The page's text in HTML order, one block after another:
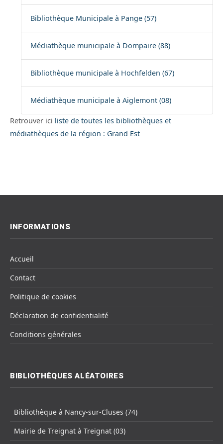
Bibliothèque Municipale à Pange (57)
Médiathèque municipale à Dompaire (88)
Bibliothèque municipale à Hochfelden (67)
Médiathèque municipale à Aiglemont (08)
Retrouver ici liste de toutes les bibliothèques et
médiathèques de la région : Grand Est
INFORMATIONS
Accueil
Contact
Politique de cookies
Déclaration de confidentialité
Conditions générales
BIBLIOTHÈQUES ALÉATOIRES
Bibliothèque à Nancy-sur-Cluses (74)
Mairie de Treignat à Treignat (03)